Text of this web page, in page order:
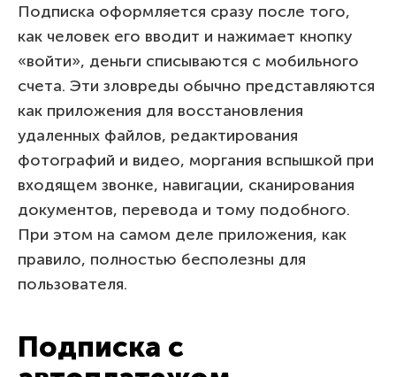
Подписка оформляется сразу после того,
как человек его вводит и нажимает кнопку
«войти», деньги списываются с мобильного
счета. Эти зловреды обычно представляются
как приложения для восстановления
удаленных файлов, редактирования
фотографий и видео, моргания вспышкой при
входящем звонке, навигации, сканирования
документов, перевода и тому подобного.
При этом на самом деле приложения, как
правило, полностью бесполезны для
пользователя.
Подписка с